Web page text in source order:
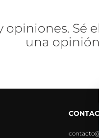
opiniones. Sé
una